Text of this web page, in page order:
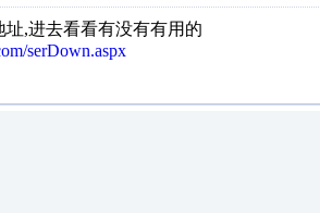
,进去看看有没有有用的
serDown.aspx